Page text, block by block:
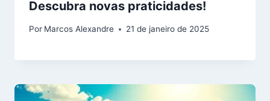
Descubra novas praticidades!
Por Marcos Alexandre 21 de janeiro de 2025